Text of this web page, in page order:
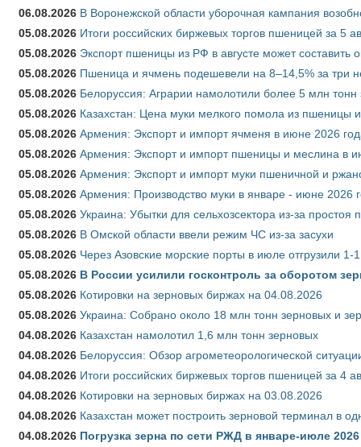
06.08.2026 В Воронежской области уборочная кампания
05.08.2026 Итоги российских биржевых торгов пшеницей за 5
05.08.2026 Экспорт пшеницы из РФ в августе может составить
05.08.2026 Пшеница и ячмень подешевели на 8–14,5% за три
05.08.2026 Белоруссия: Аграрии намолотили более 5 млн тонн
05.08.2026 Казахстан: Цена муки мелкого помола из пшеницы
05.08.2026 Армения: Экспорт и импорт ячменя в июне 2026
05.08.2026 Армения: Экспорт и импорт пшеницы и меслина в
05.08.2026 Армения: Экспорт и импорт муки пшеничной и
05.08.2026 Армения: Производство муки в январе - июне 2026
05.08.2026 Украина: Убытки для сельхозсектора из-за простоя
05.08.2026 В Омской области ввели режим ЧС из-за засухи
05.08.2026 Через Азовские морские порты в июле отгрузили
05.08.2026 В России усилили госконтроль за оборотом
05.08.2026 Котировки на зерновых биржах на 04.08.2026
05.08.2026 Украина: Собрано около 18 млн тонн зерновых и
04.08.2026 Казахстан намолотил 1,6 млн тонн зерновых
04.08.2026 Белоруссия: Обзор агрометеорологической
04.08.2026 Итоги российских биржевых торгов пшеницей за 4
04.08.2026 Котировки на зерновых биржах на 03.08.2026
04.08.2026 Казахстан может построить зерновой терминал в
04.08.2026 Погрузка зерна по сети РЖД в январе-июле